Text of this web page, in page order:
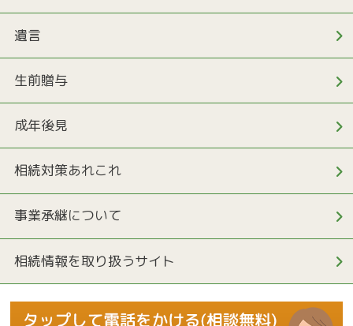
遺言
生前贈与
成年後見
相続対策あれこれ
事業承継について
相続情報を取り扱うサイト